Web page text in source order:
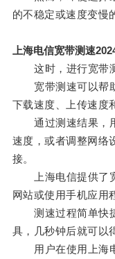
的不稳定或速度变慢
上海电信宽带测速
这时，进行宽带测
宽带测速可以帮助
下载速度、上传速度
通过测速结果，用
速度，或者调整网络
接。
上海电信提供了宽
网站或使用手机应用
测速过程简单快捷
具，几秒钟后就可以
用户在使用上海电